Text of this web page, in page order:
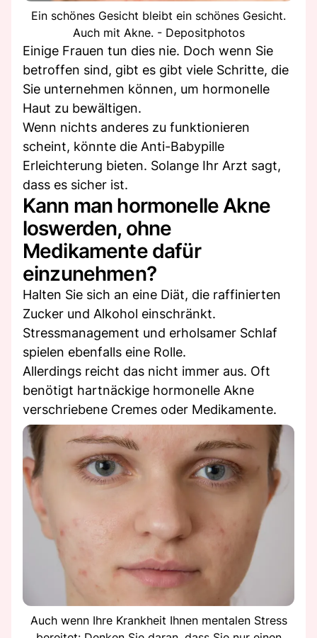
Ein schönes Gesicht bleibt ein schönes Gesicht.
Auch mit Akne. - Depositphotos
Einige Frauen tun dies nie. Doch wenn Sie
betroffen sind, gibt es gibt viele Schritte, die
Sie unternehmen können, um hormonelle
Haut zu bewältigen.
Wenn nichts anderes zu funktionieren
scheint, könnte die Anti-Babypille
Erleichterung bieten. Solange Ihr Arzt sagt,
dass es sicher ist.
Kann man hormonelle Akne
loswerden, ohne
Medikamente dafür
einzunehmen?
Halten Sie sich an eine Diät, die raffinierten
Zucker und Alkohol einschränkt.
Stressmanagement und erholsamer Schlaf
spielen ebenfalls eine Rolle.
Allerdings reicht das nicht immer aus. Oft
benötigt hartnäckige hormonelle Akne
verschriebene Cremes oder Medikamente.
Auch wenn Ihre Krankheit Ihnen mentalen Stress